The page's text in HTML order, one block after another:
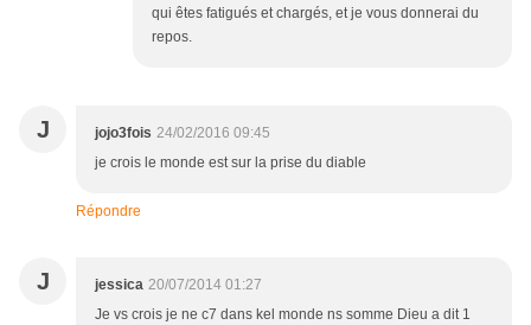
qui êtes fatigués et chargés, et je vous donnerai du
repos.
J jojo3fois 24/02/2016 09:45
je crois le monde est sur la prise du diable
Répondre
J jessica 20/07/2014 01:27
Je vs crois je ne c7 dans kel monde ns somme Dieu a dit 1